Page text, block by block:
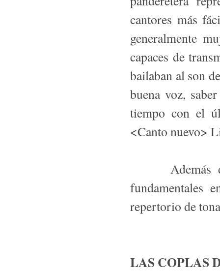
cantores más
generalmente
capaces de
bailaban al son
buena voz,
tiempo con el
<Canto nuevo>
Además de
fundamentales
repertorio de
LAS COPLAS